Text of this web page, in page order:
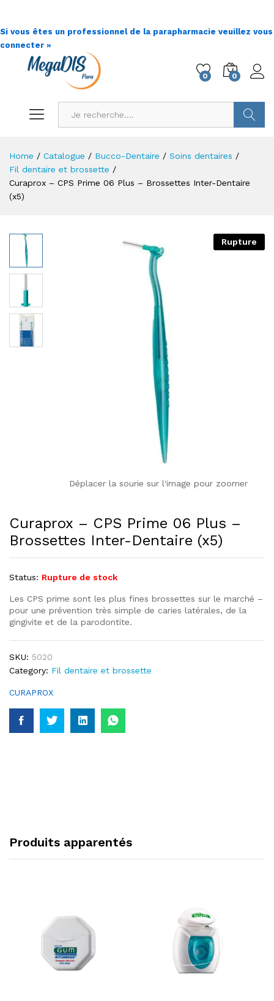
Si vous êtes un professionnel de la parapharmacie veuillez vous
connecter »
0 0
Home / Catalogue / Bucco-Dentaire / Soins dentaires /
Fil dentaire et brossette /
Curaprox – CPS Prime 06 Plus – Brossettes Inter-Dentaire
(x5)
Rupture
Déplacer la sourie sur l'image pour zoomer
Curaprox – CPS Prime 06 Plus –
Brossettes Inter-Dentaire (x5)
Status: Rupture de stock
Les CPS prime sont les plus fines brossettes sur le marché –
pour une prévention très simple de caries latérales, de la
gingivite et de la parodontite.
SKU: 5020
Category: Fil dentaire et brossette
CURAPROX
Produits apparentés